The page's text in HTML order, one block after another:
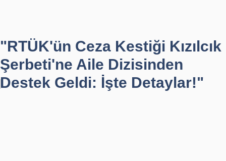
"RTÜK'ün Ceza Kestiği Kızılcık
Şerbeti'ne Aile Dizisinden
Destek Geldi: İşte Detaylar!"